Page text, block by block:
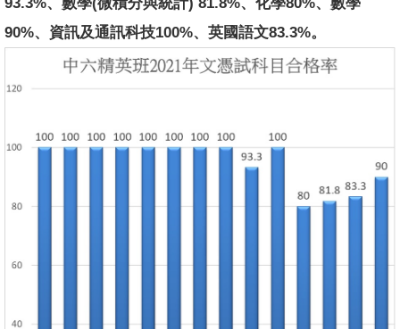
93.3%、數學(微積分與統計) 81.8%、化學80%、數學
90%、資訊及通訊科技100%、英國語文83.3%。